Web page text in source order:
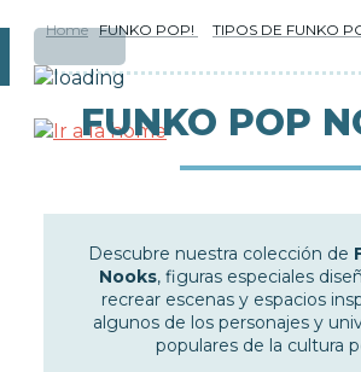
Acceso
OFERTAS
RESERVAS
NOVEDADES
FUNKO POP!
TIPOS DE FUNKO POP!
REGULAR
Home FUNKO POP! TIPOS DE FUNKO
FUNKO POP
Descubre nuestra colección de
Nooks, figuras especiales
recrear escenas y espacios
algunos de los personajes y
populares de la cultura